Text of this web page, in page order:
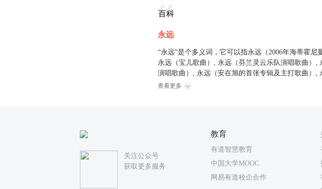
百科
永远
“永远”是个多义词，它可以指永远（2006年海蒂霍
永远（宝儿歌曲）, 永远（芬兰灵云乐队演唱歌曲）
演唱歌曲）, 永远（安在旭的首张专辑及主打歌曲）,
查看更多
关注公众号
获取更多服务
教育
有道智慧教育
中国大学MOOC
网易有道校企合作